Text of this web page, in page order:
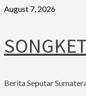
Skip
August 7, 2026
Berita Seputar